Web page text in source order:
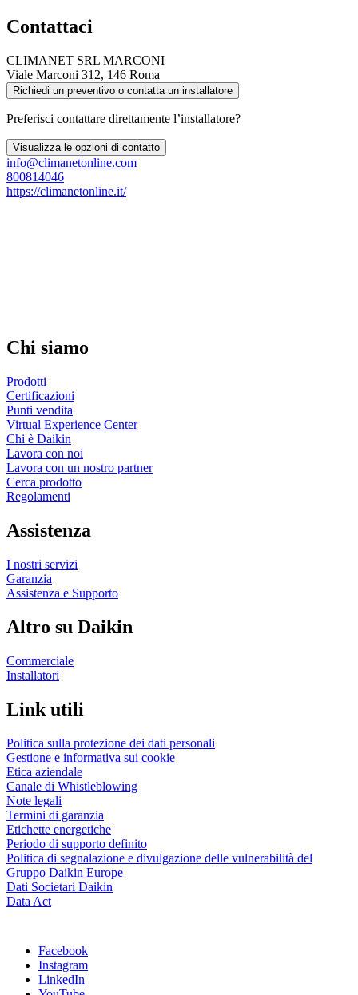
Contattaci
CLIMANET SRL MARCONI
Viale Marconi 312, 146 Roma
Richiedi un preventivo o contatta un installatore
Preferisci contattare direttamente l’installatore?
Visualizza le opzioni di contatto
info@climanetonline.com
800814046
https://climanetonline.it/
Chi siamo
Prodotti
Certificazioni
Punti vendita
Virtual Experience Center
Chi è Daikin
Lavora con noi
Lavora con un nostro partner
Cerca prodotto
Regolamenti
Assistenza
I nostri servizi
Garanzia
Assistenza e Supporto
Altro su Daikin
Commerciale
Installatori
Link utili
Politica sulla protezione dei dati personali
Gestione e informativa sui cookie
Etica aziendale
Canale di Whistleblowing
Note legali
Termini di garanzia
Etichette energetiche
Periodo di supporto definito
Politica di segnalazione e divulgazione delle vulnerabilità del
Gruppo Daikin Europe
Dati Societari Daikin
Data Act
Facebook
Instagram
LinkedIn